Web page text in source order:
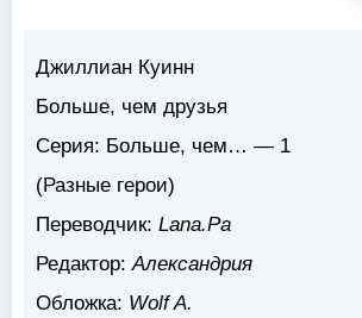
Джиллиан Куинн
Больше, чем друзья
Серия: Больше, чем… — 1
(Разные герои)
Переводчик: Lana.Pa
Редактор:Александрия
Обложка: Wolf A.